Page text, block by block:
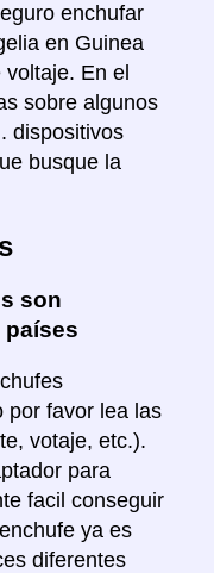
enchufar
en Guinea
En el
sobre algunos
dispositivos
busque la
son
países
por favor lea las
votaje, etc.).
para
facil conseguir
ya es
diferentes